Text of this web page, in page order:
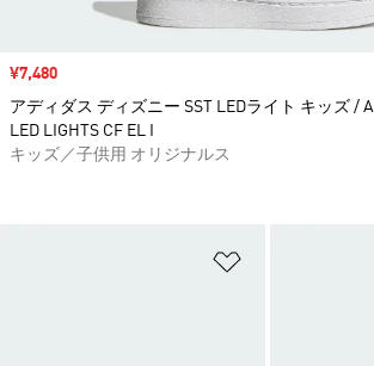
セール価格
¥7,480
アディダス ディズニー SST LEDライト キッズ /
LED LIGHTS CF EL I
キッズ／子供用 オリジナルス